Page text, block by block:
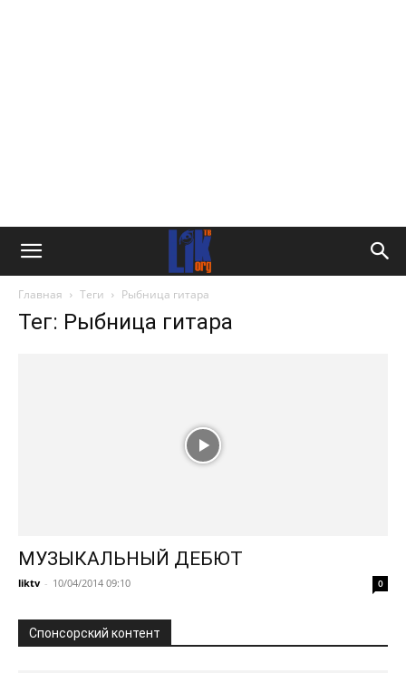
Главная Теги Рыбница гитара
Тег: Рыбница гитара
МУЗЫКАЛЬНЫЙ ДЕБЮТ
liktv - 10/04/2014 09:10 0
Спонсорский контент